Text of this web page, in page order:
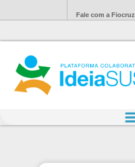
Fale com a Fiocruz